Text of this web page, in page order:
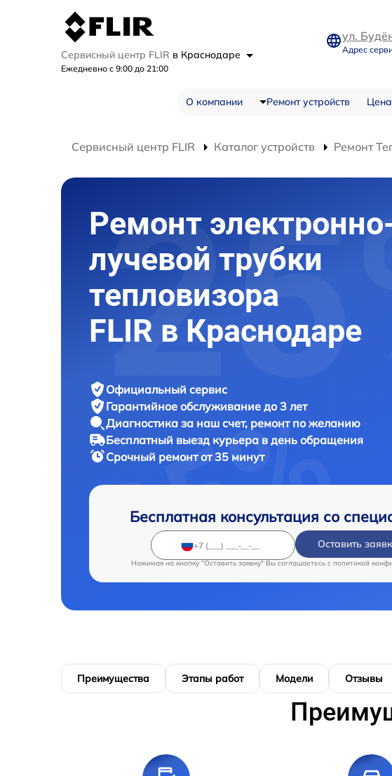
Сервисный центр FLIR в Краснодаре
Ежедневно с 9:00 до 21:00
ул.
Адрес
О компании Ремонт устройств
Сервисный центр FLIR Каталог устройств Ремонт
Ремонт
лучевой трубки
тепловизора
FLIR в Краснодаре
Официальный сервис
Гарантийное обслуживание до 3 лет
Диагностика за наш счет, ремонт по желанию
Бесплатный выезд курьера в день обращения
Срочный ремонтот 35 минут
Бесплатная консультация со
Оставить
Нажимая на кнопку "Оставить заявку" Вы соглашаетесь c политикой
Преимущества Этапы работ Модели Отзывы